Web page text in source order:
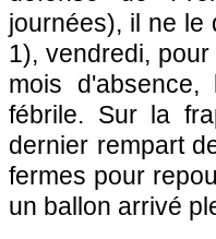
journées), il ne le
1), vendredi,
mois
fébrile. Sur la
dernier rempart
fermes pour
un ballon arrivé